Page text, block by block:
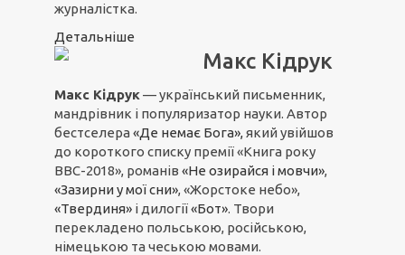
журналістка.
Детальніше
Макс Кідрук
Макс Кідрук— український письменник,
мандрівник і популяризатор науки. Автор
бестселера «Де немає Бога»,який увійшов
до короткого списку премії «Книга року
ВВС-2018», романів «Не озирайся і мовчи»,
«Зазирни у мої сни», «Жорстоке небо»,
«Твердиня» і дилогії«Бот». Твори
перекладено польською, російською,
німецькою та чеською мовами.